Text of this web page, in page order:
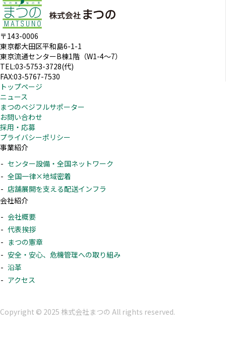
〒143-0006
東京都大田区平和島6-1-1
東京流通センターB棟1階（W1-4～7）
TEL:03-5753-3728(代)
FAX:03-5767-7530
トップページ
ニュース
まつのベジフルサポーター
お問い合わせ
採用・応募
プライバシーポリシー
事業紹介
センター設備・全国ネットワーク
全国一律×地域密着
店舗展開を支える配送インフラ
会社紹介
会社概要
代表挨拶
まつの憲章
安全・安心、危機管理への取り組み
沿革
アクセス
Copyright © 2025 株式会社まつの All rights reserved.